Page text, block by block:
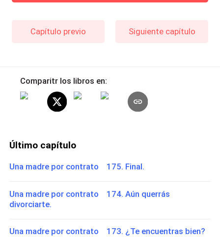
Capítulo previo Siguiente capítulo
Comparitr los libros en:
Último capítulo
Una madre por contrato 175. Final.
Una madre por contrato 174. Aún querrás
divorciarte.
Una madre por contrato 173. ¿Te encuentras bien?